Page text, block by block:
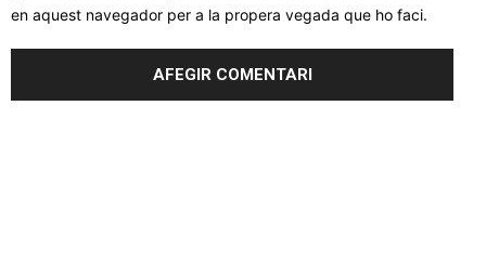
en aquest navegador per a la propera vegada que ho faci.